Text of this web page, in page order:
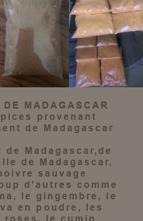
DE MADAGASCAR
provenant
de Madagascar
de Madagascar,de
de Madagascar,
sauvage
d'autres comme
, le gingembre , le
en poudre , les
roses , le cumin